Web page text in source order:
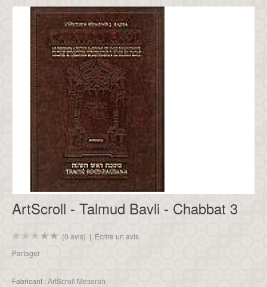
ArtScroll - Talmud Bavli - Chabbat 3
(0 avis) | Écrire un avis
Partager
Fabricant :ArtScroll Mesorah